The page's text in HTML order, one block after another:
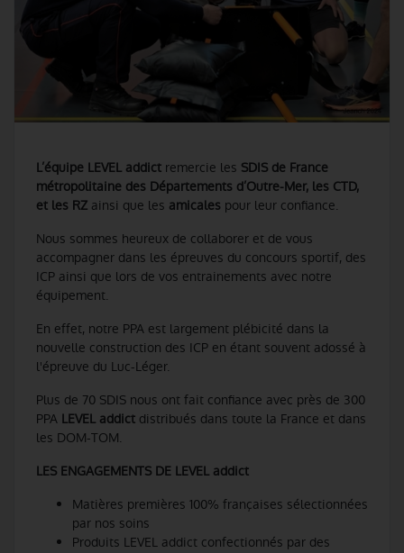
L’équipe LEVEL addict remercie les SDIS de France
métropolitaine des Départements d’Outre-Mer, les CTD,
et les RZ ainsi que les amicales pour leur confiance.
Nous sommes heureux de collaborer et de vous
accompagner dans les épreuves du concours sportif, des
ICP ainsi que lors de vos entrainements avec notre
équipement.
En effet, notre PPA est largement plébicité dans la
nouvelle construction des ICP en étant souvent adossé à
l'épreuve du Luc-Léger.
Plus de 70 SDIS nous ont fait confiance avec près de 300
PPA LEVEL addict distribués dans toute la France et dans
les DOM-TOM.
LES ENGAGEMENTS DE LEVEL addict
Matières premières 100% françaises sélectionnées
par nos soins
Produits LEVEL addict confectionnés par des